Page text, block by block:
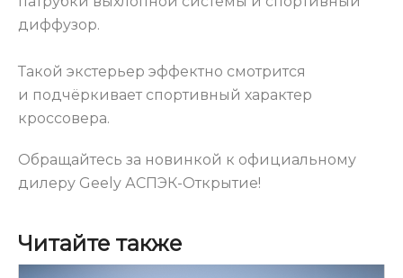
диффузор.
Такой экстерьер эффектно смотрится
и подчёркивает спортивный характер
кроссовера.
Обращайтесь за новинкой к официальному
дилеру Geely АСПЭК-Открытие!
Читайте также